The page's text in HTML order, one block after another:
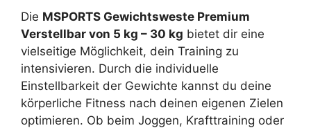
Die MSPORTS Gewichtsweste Premium
Verstellbar von 5 kg – 30 kg bietet dir eine
vielseitige Möglichkeit, dein Training zu
intensivieren. Durch die individuelle
Einstellbarkeit der Gewichte kannst du deine
körperliche Fitness nach deinen eigenen Zielen
optimieren. Ob beim Joggen, Krafttraining oder